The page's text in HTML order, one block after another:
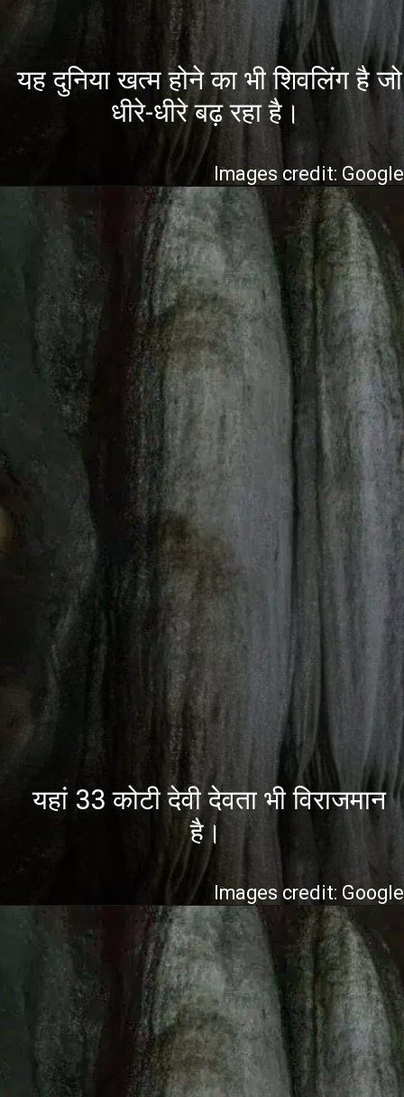
यह दुनिया खत्म होने का भी शिवलिंग है जो
धीरे-धीरे बढ़ रहा है।
Images credit: Google
यहां 33 कोटी देवी देवता भी विराजमान
है।
Images credit: Google